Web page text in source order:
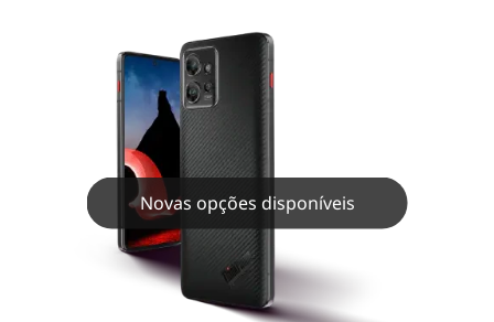
Novas opções disponíveis